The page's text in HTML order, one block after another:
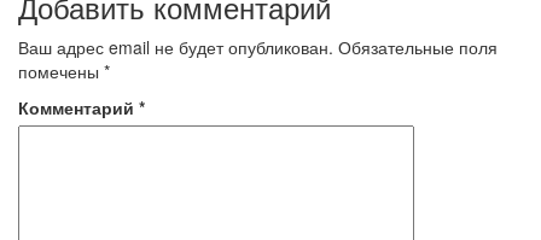
записям
Ваш адрес email не будет опубликован. Обязательные поля
помечены *
Комментарий *